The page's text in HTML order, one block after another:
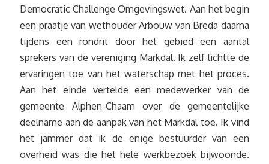
Democratic Challenge Omgevingswet. Aan het begin
een praatje van wethouder Arbouw van Breda daarna
tijdens een rondrit door het gebied een aantal
sprekers van de vereniging Markdal. Ik zelf lichtte de
ervaringen toe van het waterschap met het proces.
Aan het einde vertelde een medewerker van de
gemeente Alphen-Chaam over de gemeentelijke
deelname aan de aanpak van het Markdal toe. Ik vind
het jammer dat ik de enige bestuurder van een
overheid was die het hele werkbezoek bijwoonde.